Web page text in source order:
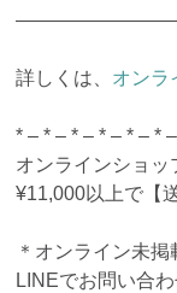
詳しくは、 オンラ
* – * – * – * – * – *
オンラインショ
¥11,000以上で【
＊オンライン未掲
LINEでお問い合わ